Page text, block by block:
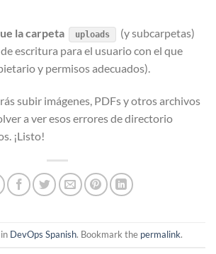
la carpeta
uploads
(y subcarpetas)
escritura para el usuario con el que
y permisos adecuados).
subir imágenes, PDFs y otros archivos
a ver esos errores de directorio
¡Listo!
DevOps Spanish. Bookmark the permalink.